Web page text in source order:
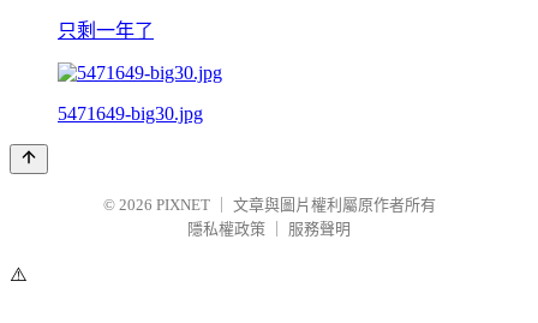
只剩一年了
5471649-big30.jpg
© 2026 PIXNET
文章與圖片權利屬原作者所有
隱私權政策
服務聲明
⚠️